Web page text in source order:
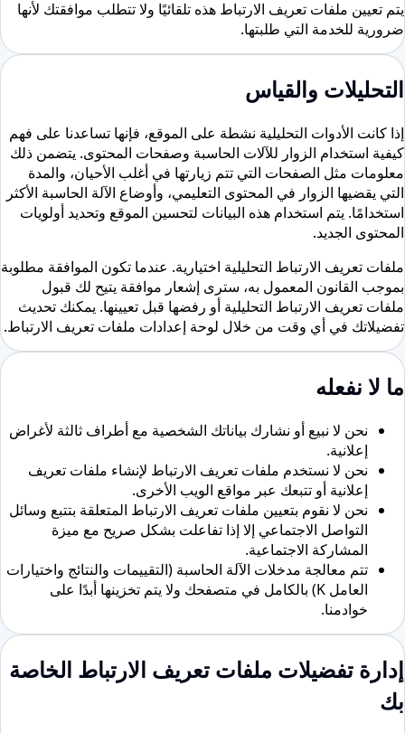
يتم تعيين ملفات تعريف الارتباط هذه تلقائيًا ولا تتطلب موافقتك لأنها
ضرورية للخدمة التي طلبتها.
التحليلات والقياس
إذا كانت الأدوات التحليلية نشطة على الموقع، فإنها تساعدنا على فهم
كيفية استخدام الزوار للآلات الحاسبة وصفحات المحتوى. يتضمن ذلك
معلومات مثل الصفحات التي تتم زيارتها في أغلب الأحيان، والمدة
التي يقضيها الزوار في المحتوى التعليمي، وأوضاع الآلة الحاسبة الأكثر
استخدامًا. يتم استخدام هذه البيانات لتحسين الموقع وتحديد أولويات
المحتوى الجديد.
ملفات تعريف الارتباط التحليلية اختيارية. عندما تكون الموافقة مطلوبة
بموجب القانون المعمول به، سترى إشعار موافقة يتيح لك قبول
ملفات تعريف الارتباط التحليلية أو رفضها قبل تعيينها. يمكنك تحديث
تفضيلاتك في أي وقت من خلال لوحة إعدادات ملفات تعريف الارتباط.
ما لا نفعله
نحن لا نبيع أو نشارك بياناتك الشخصية مع أطراف ثالثة لأغراض
إعلانية.
نحن لا نستخدم ملفات تعريف الارتباط لإنشاء ملفات تعريف
إعلانية أو تتبعك عبر مواقع الويب الأخرى.
نحن لا نقوم بتعيين ملفات تعريف الارتباط المتعلقة بتتبع وسائل
التواصل الاجتماعي إلا إذا تفاعلت بشكل صريح مع ميزة
المشاركة الاجتماعية.
تتم معالجة مدخلات الآلة الحاسبة (التقييمات والنتائج واختيارات
العامل K) بالكامل في متصفحك ولا يتم تخزينها أبدًا على
خوادمنا.
إدارة تفضيلات ملفات تعريف الارتباط الخاصة
بك